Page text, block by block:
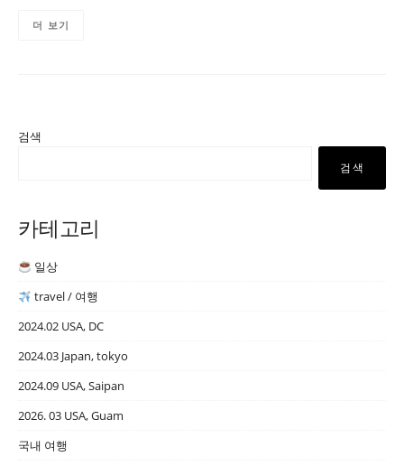
더 보기
검색
검색
카테고리
일상
travel / 여행
2024.02 USA, DC
2024.03 Japan, tokyo
2024.09 USA, Saipan
2026. 03 USA, Guam
국내 여행